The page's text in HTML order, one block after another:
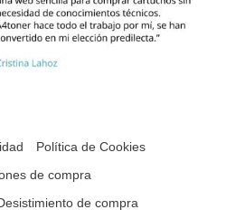
Política de Cookies
de compra
de compra